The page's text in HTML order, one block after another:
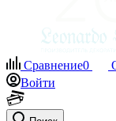
Сравнение0
Войти